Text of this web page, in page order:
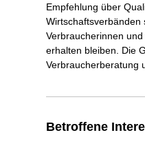
Empfehlung über
Wirtschaftsverbänden
Verbraucherinnen
erhalten bleiben. Die
Verbraucherberatung
Betroffene